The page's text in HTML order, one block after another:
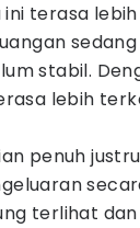
ini terasa
stabil.
lebih
penuh
terlihat